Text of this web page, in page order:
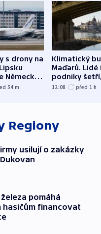
s drony na
Německo
pokus
54 m
Klimatický
Maďarů. Lidé
podniky
omezuje se
12:08 před 1 h
Regiony
usilují o zakázky
pomáhá
financovat